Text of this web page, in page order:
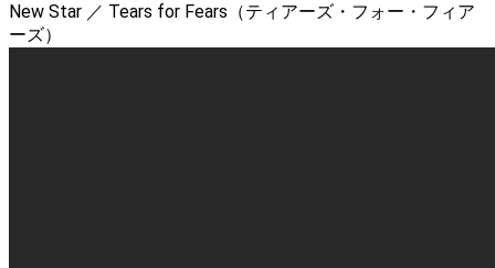
New Star ／ Tears for Fears（ティアーズ・フォー・フィア
ーズ）